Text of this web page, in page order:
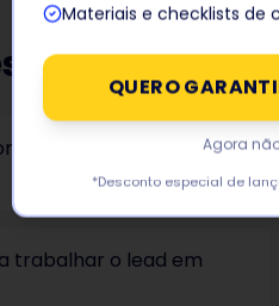
de forma
trabalhar o lead em
Materiais e checklists de
QUERO
Agora
*Desconto especial de